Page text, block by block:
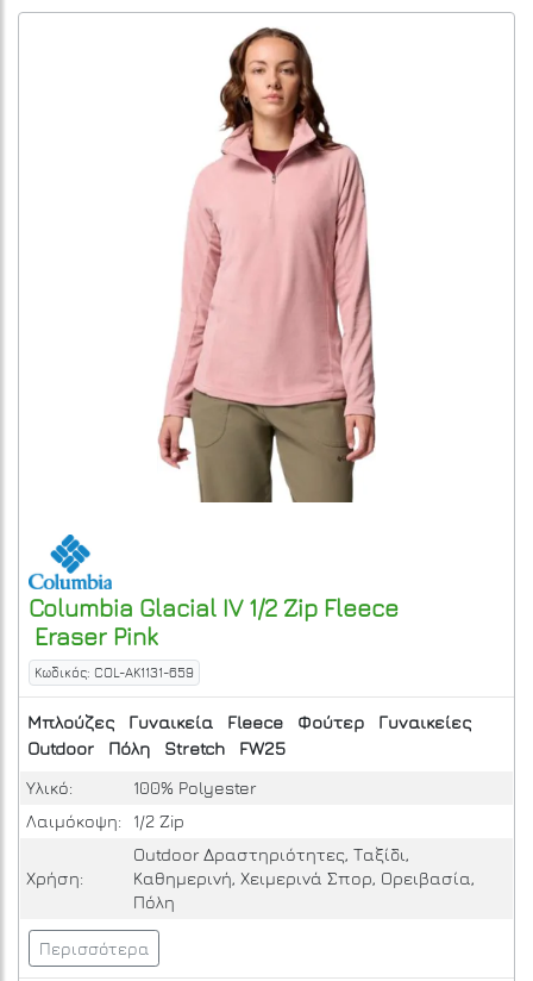
Columbia Glacial IV 1/2 Zip Fleece
Eraser Pink
Κωδικός: COL-AK1131-659
Μπλούζες Γυναικεία Fleece Φούτερ
Γυναικείες
Outdoor
Πόλη Stretch
FW25
Υλικό:
100% Polyester
Λαιμόκοψη:
1/2 Zip
Χρήση:
Outdoor Δραστηριότητες, Ταξίδι,
Καθημερινή, Χειμερινά Σπορ, Ορειβασία,
Πόλη
Περισσότερα